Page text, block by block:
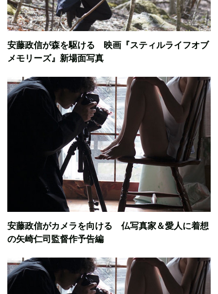
安藤政信が森を駆ける 映画『スティルライフオブ
メモリーズ』新場面写真
安藤政信がカメラを向ける 仏写真家＆愛人に着想
の矢崎仁司監督作予告編